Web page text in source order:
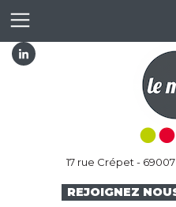
17 rue Crépet - 69007
REJOIGNEZ